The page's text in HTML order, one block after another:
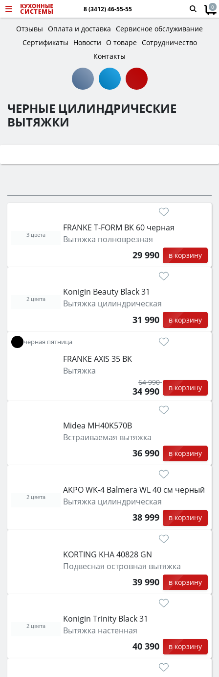
8 (3412) 46-55-55 0
Отзывы Оплата и доставка Сервисное обслуживание
Сертификаты
Новости О товаре Сотрудничество
Контакты
ЧЕРНЫЕ ЦИЛИНДРИЧЕСКИЕ
ВЫТЯЖКИ
FRANKE T-FORM BK 60 черная
Вытяжка полноврезная
29 990 в корзину
3 цвета
Konigin Beauty Black 31
Вытяжка цилиндрическая
31 990 в корзину
2 цвета
чёрная пятница
FRANKE AXIS 35 BK
Вытяжка
64 990
34 990 в корзину
Midea MH40K570B
Встраиваемая вытяжка
36 990 в корзину
AKPO WK-4 Balmera WL 40 см черный
Вытяжка цилиндрическая
38 999 в корзину
2 цвета
KORTING KHA 40828 GN
Подвесная островная вытяжка
39 990 в корзину
Konigin Trinity Black 31
Вытяжка настенная
40 390 в корзину
2 цвета